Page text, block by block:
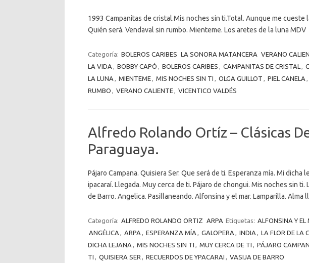
1993 Campanitas de cristal.Mis noches sin ti.Total. Aunque me cueste
Quién será. Vendaval sin rumbo. Mienteme. Los aretes de la luna MDV
Categoría: BOLEROS CARIBES LA SONORA MATANCERA VERANO
LA VIDA , BOBBY CAPÓ , BOLEROS CARIBES , CAMPANITAS DE CRISTAL ,
LA LUNA , MIENTEME, MIS NOCHES SIN TI , OLGA GUILLOT , PIEL CANELA ,
RUMBO , VERANO CALIENTE, VICENTICO VALDÉS
Alfredo Rolando Ortíz – Clásicas
Paraguaya.
Pájaro Campana. Quisiera Ser. Que será de ti. Esperanza mía. Mi dicha
ipacaraí. Llegada. Muy cerca de ti. Pájaro de chongui. Mis noches sin ti.
de Barro. Angelica. Pasillaneando. Alfonsina y el mar. Lamparilla. Alma
Categoría: ALFREDO ROLANDO ORTIZ ARPA Etiquetas: ALFONSINA Y EL
ANGÉLICA , ARPA , ESPERANZA MÍA , GALOPERA , INDIA , LA FLOR DE LA
DICHA LEJANA , MIS NOCHES SIN TI , MUY CERCA DE TI , PÁJARO
TI , QUISIERA SER , RECUERDOS DE YPACARAI , VASIJA DE BARRO